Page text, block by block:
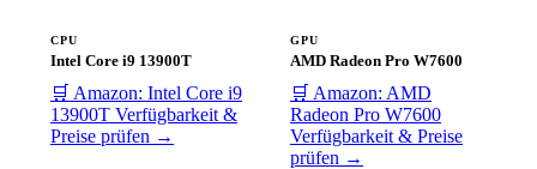
CPU
Intel Core i9 13900T
🛒 Amazon: Intel Core i9
13900T Verfügbarkeit &
Preise prüfen →
GPU
AMD Radeon Pro W7600
🛒 Amazon: AMD
Radeon Pro W7600
Verfügbarkeit & Preise
prüfen →